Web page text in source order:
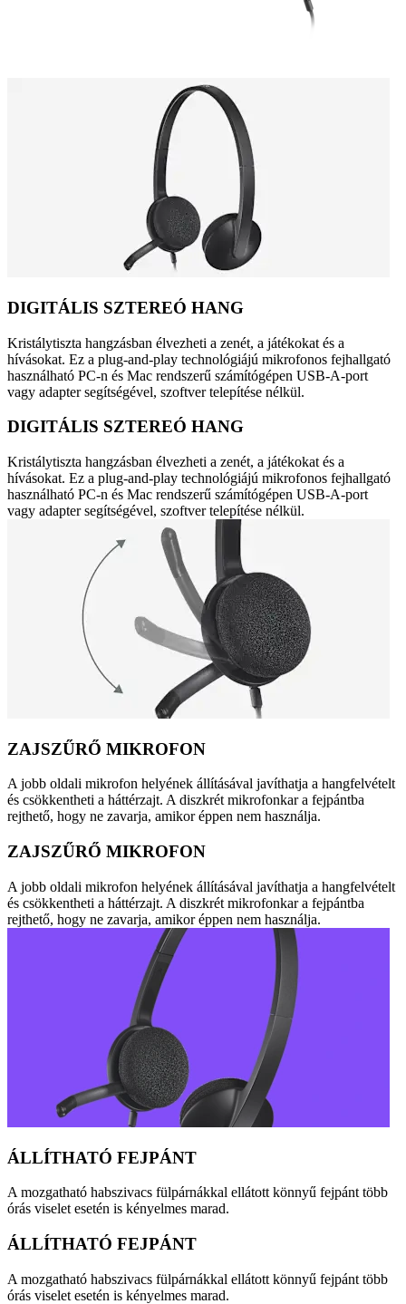
DIGITÁLIS SZTEREÓ HANG
Kristálytiszta hangzásban élvezheti a zenét, a játékokat és a
hívásokat. Ez a plug-and-play technológiájú mikrofonos fejhallgató
használható PC-n és Mac rendszerű számítógépen USB-A-port
vagy adapter segítségével, szoftver telepítése nélkül.
DIGITÁLIS SZTEREÓ HANG
Kristálytiszta hangzásban élvezheti a zenét, a játékokat és a
hívásokat. Ez a plug-and-play technológiájú mikrofonos fejhallgató
használható PC-n és Mac rendszerű számítógépen USB-A-port
vagy adapter segítségével, szoftver telepítése nélkül.
ZAJSZŰRŐ MIKROFON
A jobb oldali mikrofon helyének állításával javíthatja a hangfelvételt
és csökkentheti a háttérzajt. A diszkrét mikrofonkar a fejpántba
rejthető, hogy ne zavarja, amikor éppen nem használja.
ZAJSZŰRŐ MIKROFON
A jobb oldali mikrofon helyének állításával javíthatja a hangfelvételt
és csökkentheti a háttérzajt. A diszkrét mikrofonkar a fejpántba
rejthető, hogy ne zavarja, amikor éppen nem használja.
ÁLLÍTHATÓ FEJPÁNT
A mozgatható habszivacs fülpárnákkal ellátott könnyű fejpánt több
órás viselet esetén is kényelmes marad.
ÁLLÍTHATÓ FEJPÁNT
A mozgatható habszivacs fülpárnákkal ellátott könnyű fejpánt több
órás viselet esetén is kényelmes marad.